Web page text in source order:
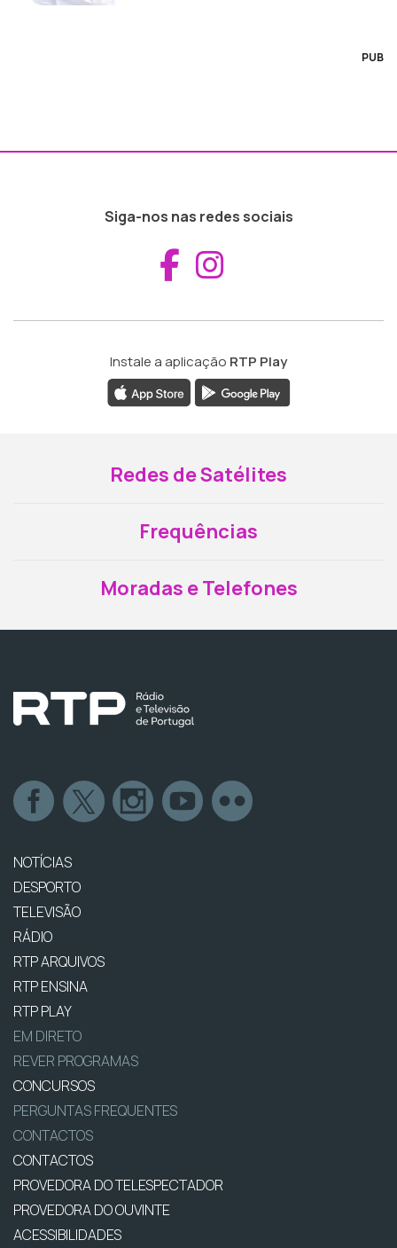
PUB
Siga-nos nas redes sociais
Aceder ao
Instale a aplicação RTP Play
Redes de Satélites
Frequências
Moradas e Telefones
NOTÍCIAS
DESPORTO
TELEVISÃO
RÁDIO
RTP ARQUIVOS
RTP ENSINA
RTP PLAY
EM DIRETO
REVER PROGRAMAS
CONCURSOS
PERGUNTAS FREQUENTES
CONTACTOS
CONTACTOS
PROVEDORA DO TELESPECTADOR
PROVEDORA DO OUVINTE
ACESSIBILIDADES